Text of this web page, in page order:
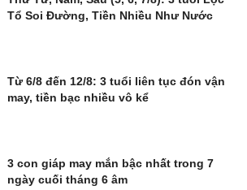
Tổ Soi Đường, Tiền Nhiều Như Nước
Từ 6/8 đến 12/8: 3 tuổi liên tục đón vận
may, tiền bạc nhiều vô kể
3 con giáp may mắn bậc nhất trong 7
ngày cuối tháng 6 âm